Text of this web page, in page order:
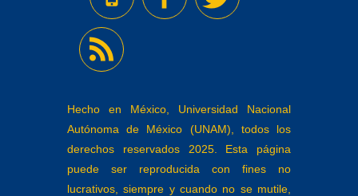
Hecho en México, Universidad Nacional
Autónoma de México (UNAM), todos los
derechos reservados 2025. Esta página
puede ser reproducida con fines no
lucrativos, siempre y cuando no se mutile,